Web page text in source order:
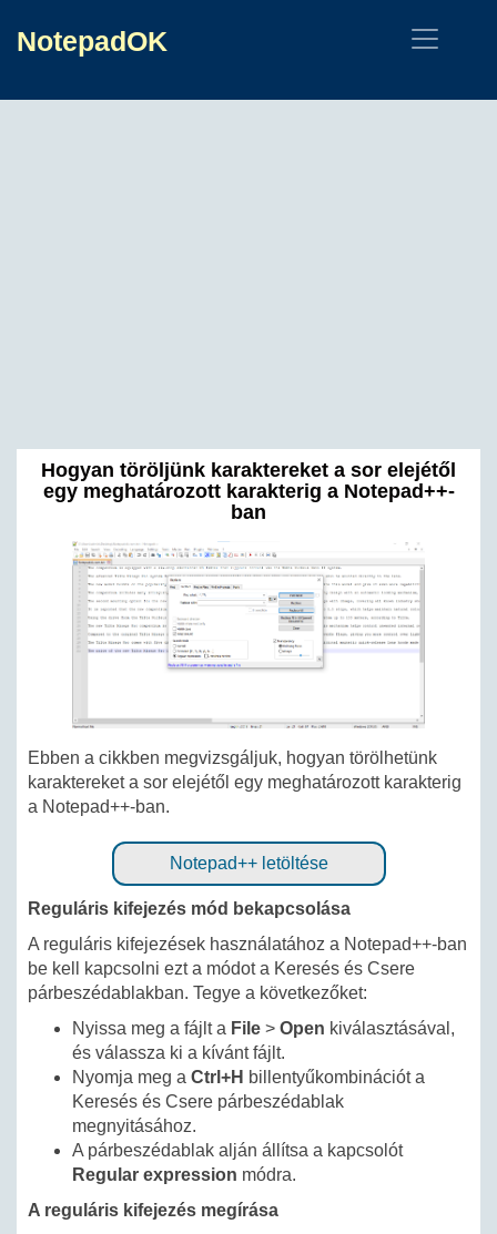
NotepadOK
Hogyan töröljünk karaktereket a sor elejétől
egy meghatározott karakterig a Notepad++-
ban
Ebben a cikkben megvizsgáljuk, hogyan törölhetünk
karaktereket a sor elejétől egy meghatározott karakterig
a Notepad++-ban.
Notepad++ letöltése
Reguláris kifejezés mód bekapcsolása
A reguláris kifejezések használatához a Notepad++-ban
be kell kapcsolni ezt a módot a Keresés és Csere
párbeszédablakban. Tegye a következőket:
Nyissa meg a fájlt a File > Open kiválasztásával,
és válassza ki a kívánt fájlt.
Nyomja meg a Ctrl+H billentyűkombinációt a
Keresés és Csere párbeszédablak
megnyitásához.
A párbeszédablak alján állítsa a kapcsolót
Regular expression módra.
A reguláris kifejezés megírása